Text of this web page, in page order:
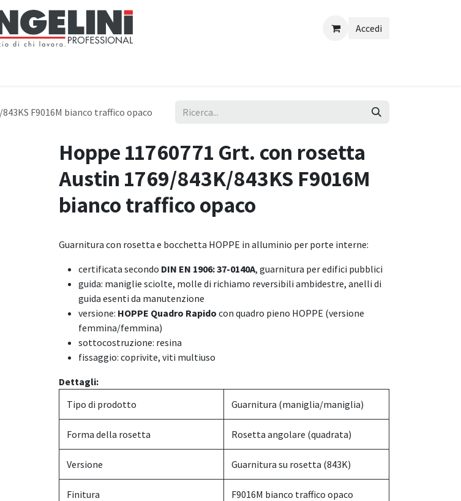
Accedi
F9016M bianco traffico opaco
Hoppe 11760771 Grt. con rosetta
Austin 1769/843K/843KS F9016M
bianco traffico opaco
Guarnitura con rosetta e bocchetta HOPPE in alluminio per porte interne:
certificata secondo DIN EN 1906: 37-0140A, guarnitura per edifici pubblici
guida: maniglie sciolte, molle di richiamo reversibili ambidestre, anelli di
guida esenti da manutenzione
versione: HOPPE Quadro Rapido con quadro pieno HOPPE (versione
femmina/femmina)
sottocostruzione: resina
fissaggio: coprivite, viti multiuso
Dettagli:
Tipo di prodotto
Guarnitura (maniglia/maniglia)
Forma della rosetta Rosetta angolare (quadrata)
Versione Guarnitura su rosetta (843K)
Finitura F9016M bianco traffico opaco